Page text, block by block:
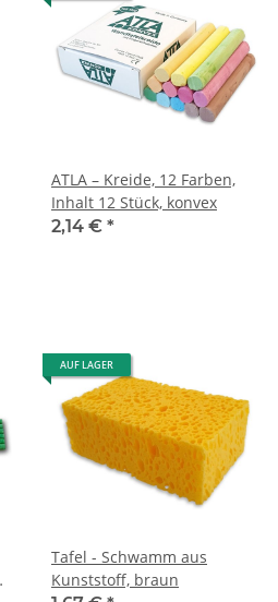
ATLA – Kreide, 12 Farben,
Inhalt 12 Stück, konvex
2,14 € *
AUF LAGER
Tafel - Schwamm aus
Kunststoff, braun